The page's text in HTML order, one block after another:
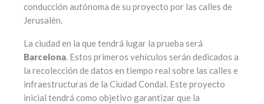
conducción autónoma de su proyecto por las calles de
Jerusalén.
La ciudad en la que tendrá lugar la prueba será
Barcelona. Estos primeros vehículos serán dedicados a
la recolección de datos en tiempo real sobre las calles e
infraestructuras de la Ciudad Condal. Este proyecto
inicial tendrá como objetivo garantizar que la